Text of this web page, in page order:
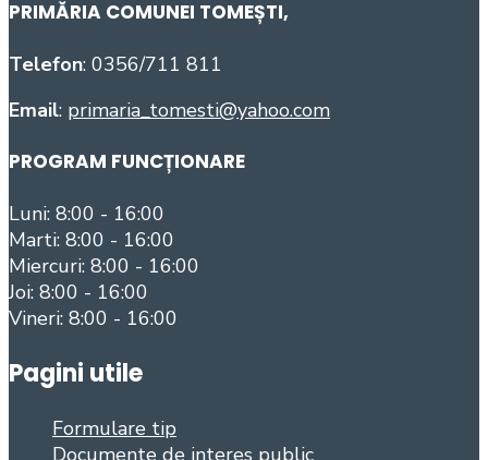
PRIMĂRIA COMUNEI TOMEȘTI,
Telefon: 0356/711 811
Email: primaria_tomesti@yahoo.com
PROGRAM FUNCȚIONARE
Luni: 8:00 - 16:00
Marti: 8:00 - 16:00
Miercuri: 8:00 - 16:00
Joi: 8:00 - 16:00
Vineri: 8:00 - 16:00
Pagini utile
Formulare tip